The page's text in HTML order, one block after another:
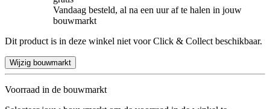
Vandaag besteld, al na een uur af te halen in jouw
bouwmarkt
Dit product is in deze winkel niet voor Click & Collect beschikbaar.
Wijzig bouwmarkt
Voorraad in de bouwmarkt